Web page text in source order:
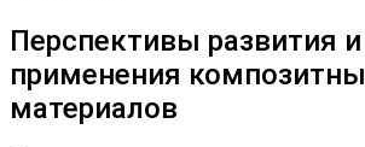
Перспективы развития и
применения
материалов